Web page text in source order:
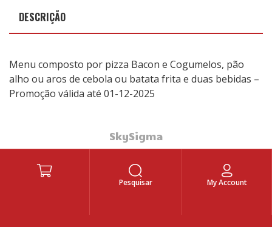
DESCRIÇÃO
Menu composto por pizza Bacon e Cogumelos, pão
alho ou aros de cebola ou batata frita e duas bebidas –
Promoção válida até 01-12-2025
Pesquisar My Account
SkySigma